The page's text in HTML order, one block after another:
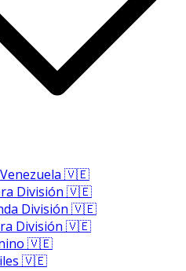
Venezuela 🇻🇪
División 🇻🇪
División 🇻🇪
División 🇻🇪
🇻🇪
🇻🇪